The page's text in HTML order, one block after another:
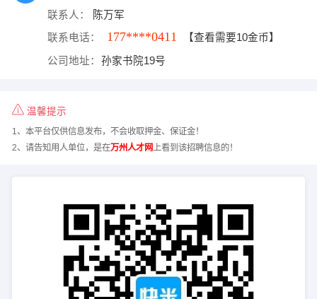
联系人： 陈万军
联系电话： 177****0411 【查看需要10金币】
公司地址： 孙家书院19号
温馨提示
1、本平台仅供信息发布，不会收取押金、保证金！
2、请告知用人单位，是在万州人才网 上看到该招聘信息的！